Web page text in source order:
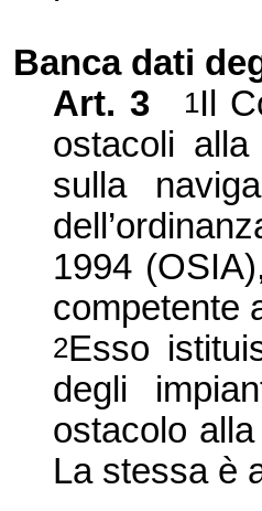
Banca dati
Art. 3
1Il
ostacoli
sulla
dell’
1994
competente
2Esso
degli
ostacolo
La stessa è